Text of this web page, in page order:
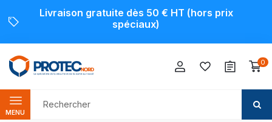
Livraison gratuite dès 50 € HT (hors prix
spéciaux)
0
MENU